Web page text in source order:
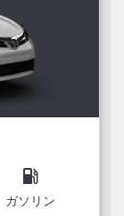
local_gas_station
ガソリン